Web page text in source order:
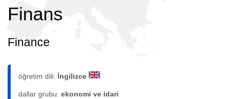
Finans
Finance
öğretim dili: İngilizce
dallar grubu: ekonomi ve idari